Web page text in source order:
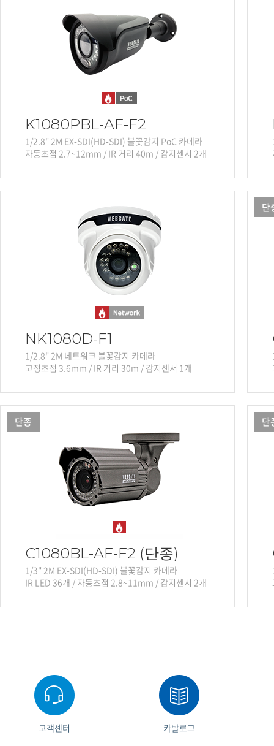
K1080PBL-AF-F2
1/2.8" 2M EX-SDI(HD-SDI) 불꽃감지 PoC 카메라
자동초점 2.7~12mm / IR 거리 40m / 감지센서 2개
NK1080D-F1
1/2.8" 2M 네트워크 불꽃감지 카메라
고정초점 3.6mm / IR 거리 30m / 감지센서 1개
단
단종
C1080BL-AF-F2 (단종)
1/3" 2M EX-SDI(HD-SDI) 불꽃감지 카메라
IR LED 36개 / 자동초점 2.8~11mm / 감지센서 2개
단
고객센터 카탈로그